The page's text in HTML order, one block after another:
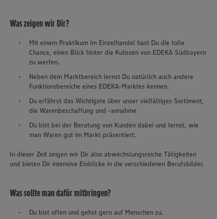
Was zeigen wir Dir?
Mit einem Praktikum im Einzelhandel hast Du die tolle
Chance, einen Blick hinter die Kulissen von EDEKA Südbayern
zu werfen.
Neben dem Marktbereich lernst Du natürlich auch andere
Funktionsbereiche eines EDEKA-Marktes kennen.
Du erfährst das Wichtigste über unser vielfältiges Sortiment,
die Warenbeschaffung und -annahme
Du bist bei der Beratung von Kunden dabei und lernst, wie
man Waren gut im Markt präsentiert.
In dieser Zeit zeigen wir Dir also abwechslungsreiche Tätigkeiten
und bieten Dir intensive Einblicke in die verschiedenen Berufsbilder.
Was sollte man dafür mitbringen?
Du bist offen und gehst gern auf Menschen zu.